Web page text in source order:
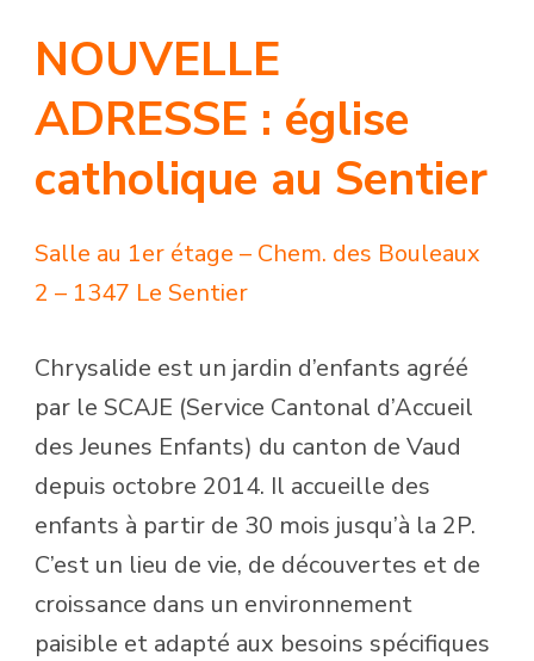
NOUVELLE
ADRESSE : église
catholique au Sentier
Salle au 1er étage – Chem. des Bouleaux
2 – 1347 Le Sentier
Chrysalide est un jardin d’enfants agréé
par le SCAJE (Service Cantonal d’Accueil
des Jeunes Enfants) du canton de Vaud
depuis octobre 2014. Il accueille des
enfants à partir de 30 mois jusqu’à la 2P.
C’est un lieu de vie, de découvertes et de
croissance dans un environnement
paisible et adapté aux besoins spécifiques